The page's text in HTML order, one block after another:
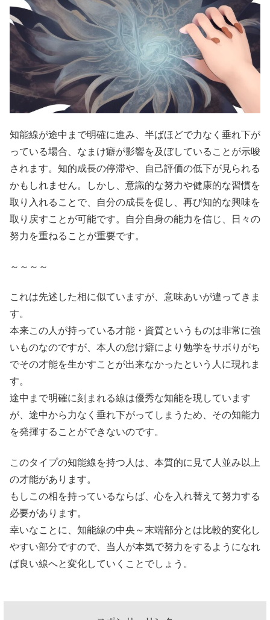
知能線が途中まで明確に進み、半ばほどで力なく垂れ下が
っている場合、なまけ癖が影響を及ぼしていることが示唆
されます。知的成長の停滞や、自己評価の低下が見られる
かもしれません。しかし、意識的な努力や健康的な習慣を
取り入れることで、自分の成長を促し、再び知的な興味を
取り戻すことが可能です。自分自身の能力を信じ、日々の
努力を重ねることが重要です。
～～～～
これは先述した相に似ていますが、意味あいが違ってきま
す。
本来この人が持っている才能・資質というものは非常に強
いものなのですが、本人の怠け癖により勉学をサボりがち
でその才能を生かすことが出来なかったという人に現れま
す。
途中まで明確に刻まれる線は優秀な知能を現しています
が、途中から力なく垂れ下がってしまうため、その知能力
を発揮することができないのです。
このタイプの知能線を持つ人は、本質的に見て人並み以上
の才能があります。
もしこの相を持っているならば、心を入れ替えて努力する
必要があります。
幸いなことに、知能線の中央～末端部分とは比較的変化し
やすい部分ですので、当人が本気で努力をするようになれ
ば良い線へと変化していくことでしょう。